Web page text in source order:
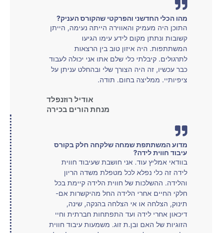
מהו הכלי החדשני והפרקטי שהקורס העניק?
התוכן היה מעמיק והאווירה הייתה נעימה, הייתן
קשובות ונתתן מקום לידע עימו הגיעו
המשתתפות. היה איזון טוב בין הרצאות
לתרגולים. קיבלתי כלי שלם אתו אני יכולה לעבוד
כבר עכשיו, זה היה הצורך שלי ובהחלט עניתן על
ציפיותיי. ממליצה בחום. תודה.
אודיל רוזנפלד
מנחת הורים בכירה
מדוע המשתתפת שמחה שלקחה חלק בקורס
עיבוד חווית לידה?
בוודאי אמליץ עוד. אני חושבת שעיבוד חווית
לידה זה כלי נפלא לכל מטפלת משדה הריון
והלידה. ההשלכות של חווית הלידה קיימת בכל
חלקי החיים אחרי הלידה החל מהיקשרות אם-
תינוק, הצלחה או אי הצלחה בהנקה, שינה,
דיכאון אחרי לידה ועד התפתחות חברתית וחיי
הזוגיות של האם ובן.ת זוג. משמעות עיבוד חווית